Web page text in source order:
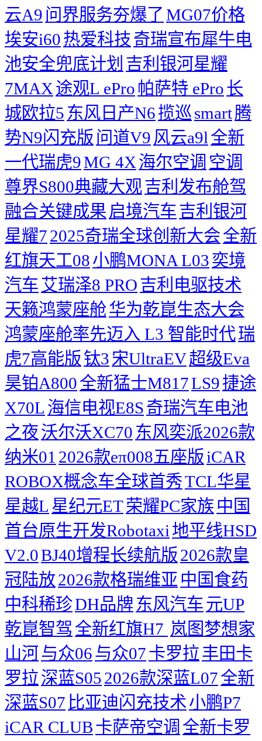
云A9 问界服务夯爆了 MG07价格
埃安i60热爱科技奇瑞宣布犀牛电
池安全兜底计划 吉利银河星耀
7MAX途观L ePro 帕萨特 ePro长
城欧拉5 东风日产N6揽巡smart腾
势N9闪充版 问道V9 风云a9l 全新
一代瑞虎9MG 4X海尔空调 空调
尊界S800典藏大观吉利发布舱驾
融合关键成果 启境汽车吉利银河
星耀72025奇瑞全球创新大会​全新
红旗天工08小鹏MONA L03奕境
汽车艾瑞泽8 PRO吉利电驱技术
天籁鸿蒙座舱华为乾崑生态大会
鸿蒙座舱率先迈入 L3 智能时代瑞
虎7高能版钛3 宋UltraEV超级Eva
昊铂A800全新猛士M817LS9捷途
X70L 海信电视E8S奇瑞汽车电池
之夜沃尔沃XC70 东风奕派2026款
纳米01 2026款eπ008五座版iCAR
ROBOX概念车全球首秀TCL华星
星越L 星纪元ET荣耀PC家族 中国
首台原生开发Robotaxi 地平线HSD
V2.0BJ40增程长续航版2026款皇
冠陆放2026款格瑞维亚 中国食药
中科稀珍DH品牌 东风汽车元UP
乾崑智驾 全新红旗H7 ​ 岚图梦想家
山河与众06与众07卡罗拉丰田卡
罗拉深蓝S052026款深蓝L07全新
深蓝S07 比亚迪闪充技术小鹏P7
iCAR CLUB卡萨帝空调 全新卡罗